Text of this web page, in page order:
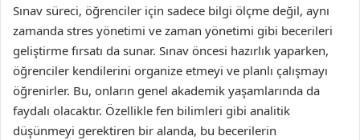
Sınav süreci, öğrenciler için sadece bilgi ölçme değil, aynı
zamanda stres yönetimi ve zaman yönetimi gibi becerileri
geliştirme fırsatı da sunar. Sınav öncesi hazırlık yaparken,
öğrenciler kendilerini organize etmeyi ve planlı çalışmayı
öğrenirler. Bu, onların genel akademik yaşamlarında da
faydalı olacaktır. Özellikle fen bilimleri gibi analitik
düşünmeyi gerektiren bir alanda, bu becerilerin